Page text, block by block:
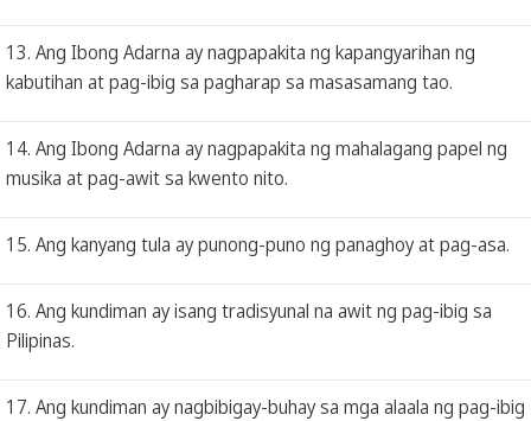
13. Ang Ibong Adarna ay nagpapakita ng kapangyarihan ng
kabutihan at pag-ibig sa pagharap sa masasamang tao.
14. Ang Ibong Adarna ay nagpapakita ng mahalagang papel ng
musika at pag-awit sa kwento nito.
15. Ang kanyang tula ay punong-puno ng panaghoy at pag-asa.
16. Ang kundiman ay isang tradisyunal na awit ng pag-ibig sa
Pilipinas.
17. Ang kundiman ay nagbibigay-buhay sa mga alaala ng pag-ibig